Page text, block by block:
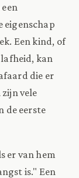
eigenschap
Een kind, of
kan
die er
vele
de eerste
er van hem
is." Een